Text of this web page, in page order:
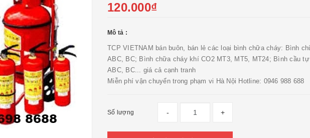
120.000₫
Mô tả :
TCP VIETNAM bán buôn, bán lẻ các loại bình chữa cháy: Bình
ABC, BC; Bình chữa cháy khí CO2 MT3, MT5, MT24; Bình cầu
ABC, BC... giá cả cạnh tranh
Miễn phí vận chuyển trong phạm vi Hà Nội Hotline: 0946 988 688
Số lượng - +